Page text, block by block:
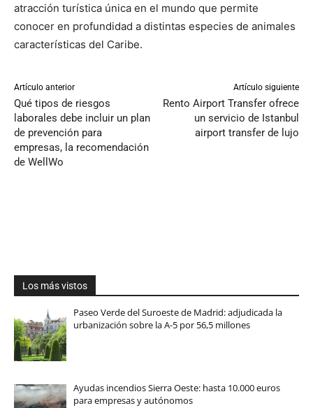
atracción turística única en el mundo que permite
conocer en profundidad a distintas especies de animales
características del Caribe.
Artículo anterior
Qué tipos de riesgos
laborales debe incluir un plan
de prevención para
empresas, la recomendación
de WellWo
Artículo siguiente
Rento Airport Transfer ofrece
un servicio de Istanbul
airport transfer de lujo
Los más vistos
Paseo Verde del Suroeste de Madrid: adjudicada la
urbanización sobre la A-5 por 56,5 millones
Ayudas incendios Sierra Oeste: hasta 10.000 euros
para empresas y autónomos